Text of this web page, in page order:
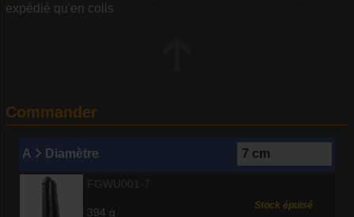
expédié qu'en colis
Commander
A Diamètre
394 g
Stock épuisé